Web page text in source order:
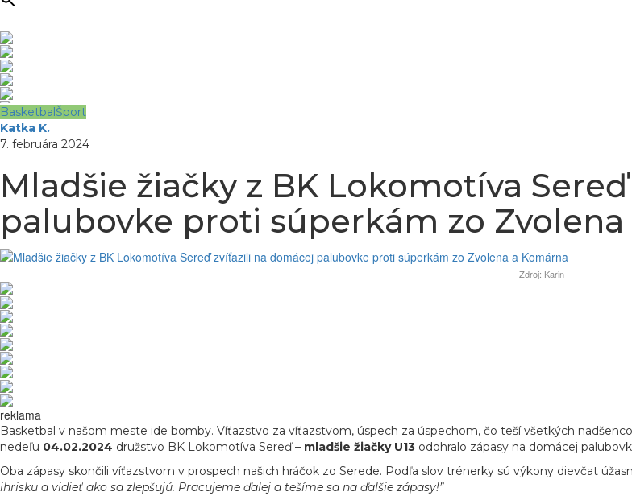
BasketbalŠport
Katka K.
7. februára 2024
Mladšie žiačky z BK Lokomotíva
palubovke proti súperkám zo Zvolena
Zdroj: Karin
reklama
Basketbal v našom meste ide bomby. Víťazstvo za víťazstvom, úspech za úspechom, čo teší všetkých
nedeľu 04.02.2024 družstvo BK Lokomotíva Sereď – mladšie žiačky U13 odohralo zápasy na domácej
Oba zápasy skončili víťazstvom v prospech našich hráčok zo Serede. Podľa slov trénerky sú výkony dievčat
ihrisku a vidieť ako sa zlepšujú. Pracujeme ďalej a tešíme sa na ďalšie zápasy!”